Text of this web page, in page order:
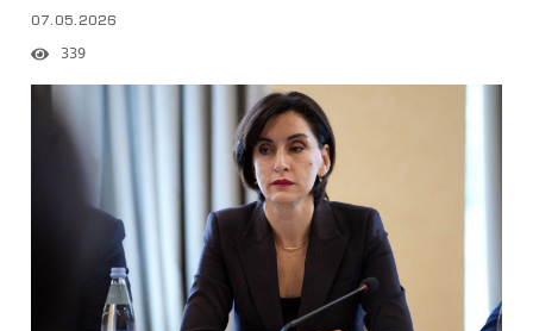
07.05.2026
339